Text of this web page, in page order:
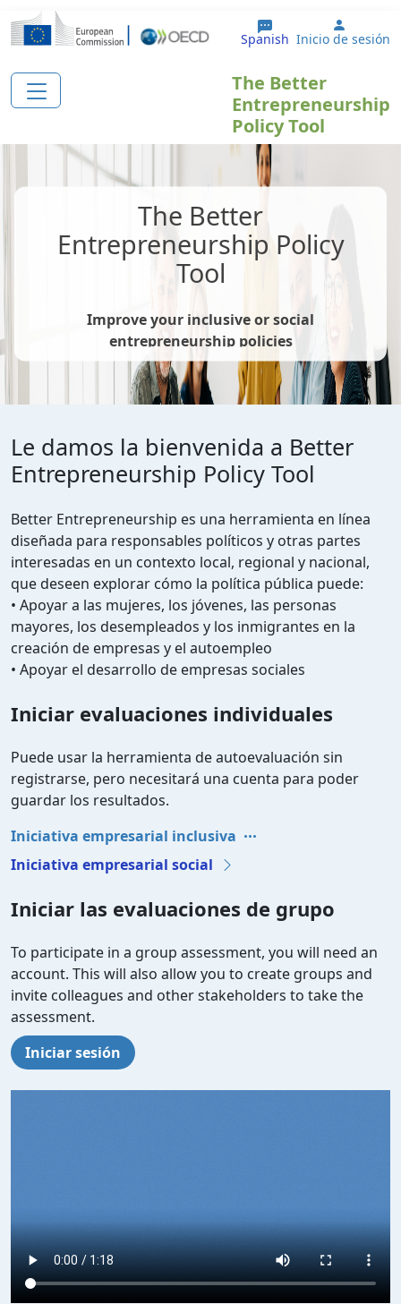
Pasar al contenido principal
Spanish User
Inicio de sesión
The Better
Entrepreneurship
Policy Tool
The Better
Entrepreneurship Policy
Tool
Improve your inclusive or social
entrepreneurship policies
Le damos la bienvenida a Better
Entrepreneurship Policy Tool
Better Entrepreneurship es una herramienta en línea
diseñada para responsables políticos y otras partes
interesadas en un contexto local, regional y nacional,
que deseen explorar cómo la política pública puede:
• Apoyar a las mujeres, los jóvenes, las personas
mayores, los desempleados y los inmigrantes en la
creación de empresas y el autoempleo
• Apoyar el desarrollo de empresas sociales
Iniciar evaluaciones individuales
Puede usar la herramienta de autoevaluación sin
registrarse, pero necesitará una cuenta para poder
guardar los resultados.
Iniciativa empresarial inclusiva
Iniciativa empresarial social
Iniciar las evaluaciones de grupo
To participate in a group assessment, you will need an
account. This will also allow you to create groups and
invite colleagues and other stakeholders to take the
assessment.
Iniciar sesión